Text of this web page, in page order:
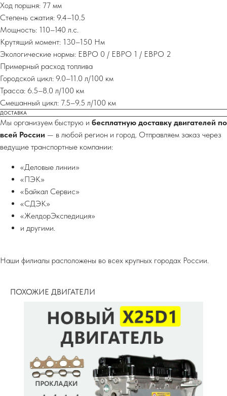
Ход поршня: 77 мм
Степень сжатия: 9.4–10.5
Мощность: 110–140 л.с.
Крутящий момент: 130–150 Нм
Экологические нормы: ЕВРО 0 / ЕВРО 1 / ЕВРО 2
Примерный расход топлива
Городской цикл: 9.0–11.0 л/100 км
Трасса: 6.5–8.0 л/100 км
Смешанный цикл: 7.5–9.5 л/100 км
ДОСТАВКА
Мы организуем быструю и бесплатную доставку двигателей по
всей России — в любой регион и город. Отправляем заказ через
ведущие транспортные компании:
«Деловые линии»
«ПЭК»
«Байкал Сервис»
«СДЭК»
«ЖелдорЭкспедиция»
и другими.
Наши филиалы расположены во всех крупных городах России.
ПОХОЖИЕ ДВИГАТЕЛИ